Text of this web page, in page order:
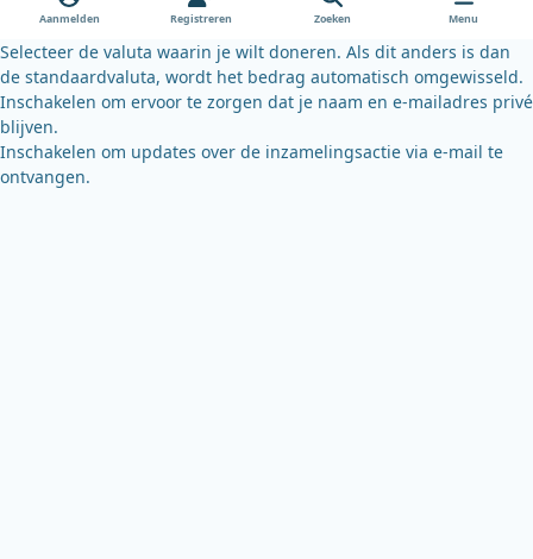
k
y
Aanmelden Registreren Zoeken Menu
Selecteer de valuta waarin je wilt doneren. Als dit anders is dan
de standaardvaluta, wordt het bedrag automatisch omgewisseld.
Inschakelen om ervoor te zorgen dat je naam en e-mailadres privé
blijven.
Inschakelen om updates over de inzamelingsactie via e-mail te
ontvangen.